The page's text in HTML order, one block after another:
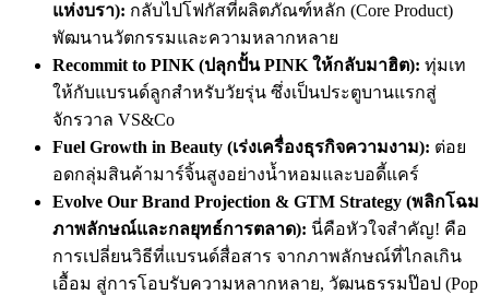
แห่งบรา): กลับไปโฟกัสที่ผลิตภัณฑ์หลัก (Core Product)
พัฒนานวัตกรรมและความหลากหลาย
Recommit to PINK (ปลุกปั้น PINK ให้กลับมาฮิต): ทุ่มเท
ให้กับแบรนด์ลูกสำหรับวัยรุ่น ซึ่งเป็นประตูบานแรกสู่
จักรวาล VS&Co
Fuel Growth in Beauty (เร่งเครื่องธุรกิจความงาม): ต่อย
อดกลุ่มสินค้ามาร์จิ้นสูงอย่างน้ำหอมและบอดี้แคร์
Evolve Our Brand Projection & GTM Strategy (พลิกโฉม
ภาพลักษณ์และกลยุทธ์การตลาด): นี่คือหัวใจสำคัญ! คือ
การเปลี่ยนวิธีที่แบรนด์สื่อสาร จากภาพลักษณ์ที่ไกลเกิน
เอื้อม สู่การโอบรับความหลากหลาย, วัฒนธรรมป๊อป (Pop